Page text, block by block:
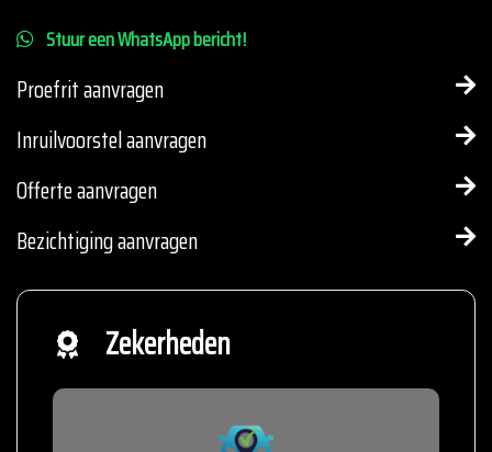
Stuur een WhatsApp bericht!
Proefrit aanvragen
Inruilvoorstel aanvragen
Offerte aanvragen
Bezichtiging aanvragen
Zekerheden